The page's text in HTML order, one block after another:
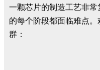
一颗芯片的制造工艺非
的每个阶段都面临难点
群：